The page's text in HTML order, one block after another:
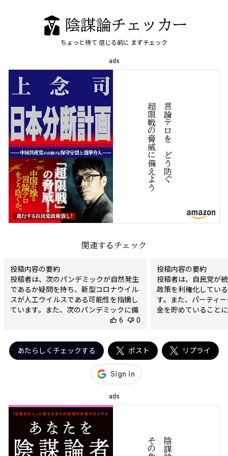
陰謀論チェッカー
ちょっと待て 信じる前に まずチェック
ads
言
論
テ
ロ
を
、
ど
う
防
ぐ
超
限
戦
の
脅
威
に
備
え
よ
う
関連するチェック
投稿内容の要約
投稿者は、次のパンデミックが自然発生
であるか疑問を持ち、新型コロナウイル
スが人工ウイルスである可能性を指摘し
ています。また、次のパンデミックに備
えるためのワクチン国内製造の動きにつ
検出された陰謀要素
- 新型コロナウイルスの人工ウイルス説
- 次のパンデミックの原因についての疑
この投稿は、新型コロナウイルスが人工
的に作られた可能性を示唆し、次のパン
デミックに関連する不安を煽っていま
す。人工ウイルス説は根拠が薄く、誤解
を招く可能性が高い情報です。今までの
thumb_up 6 thumb_down 0
投稿内容の要約
投稿者は、自民党が
政策を利権化してい
す。また、パーティ
金を貯めていること
勢を批判し、日本の
す。
検出された陰謀要素
や、政策の利権化、
ていますが、具体的
あたらしくチェックする ポスト リプライ
ads